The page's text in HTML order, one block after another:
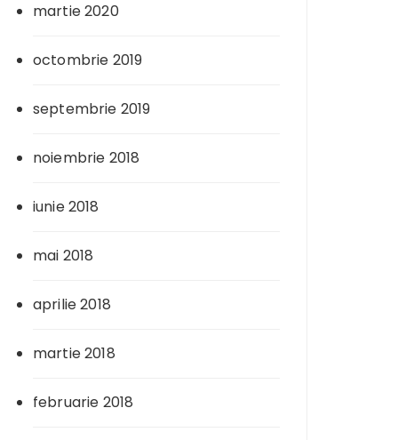
martie 2020
octombrie 2019
septembrie 2019
noiembrie 2018
iunie 2018
mai 2018
aprilie 2018
martie 2018
februarie 2018